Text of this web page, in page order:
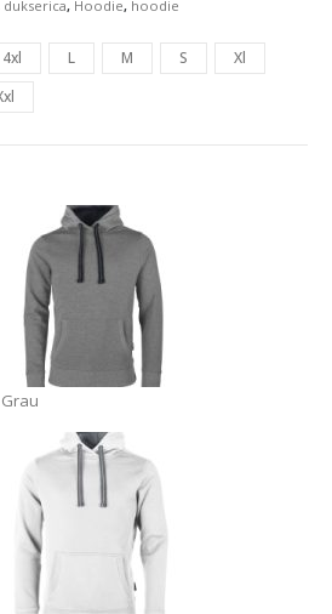
dukserica, Hoodie, hoodie
4xl L M S
Xl
Grau